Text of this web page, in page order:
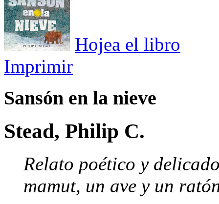
Hojea el libro
Imprimir
Sansón en la nieve
Stead, Philip C.
Relato poético y
mamut, un ave y un